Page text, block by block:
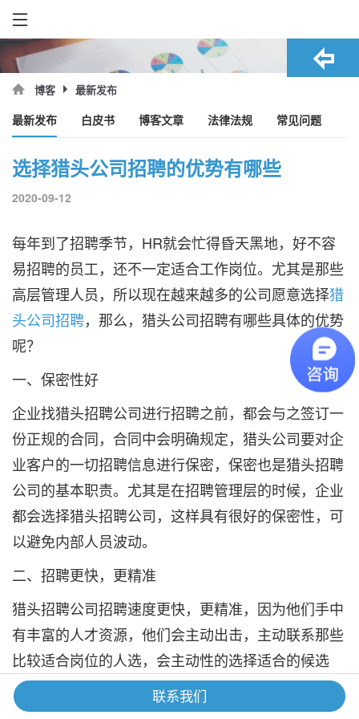
博客 最新发布
最新发布 白皮书 博客文章 法律法规 常见问题
选择猎头公司招聘的优势有哪些
2020-09-12
每年到了招聘季节，HR就会忙得昏天黑地，好不容
易招聘的员工，还不一定适合工作岗位。尤其是那些
高层管理人员，所以现在越来越多的公司愿意选择猎
头公司招聘，那么，猎头公司招聘有哪些具体的优势
呢？
一、保密性好
企业找猎头招聘公司进行招聘之前，都会与之签订一
份正规的合同，合同中会明确规定，猎头公司要对企
业客户的一切招聘信息进行保密，保密也是猎头招聘
公司的基本职责。尤其是在招聘管理层的时候，企业
都会选择猎头招聘公司，这样具有很好的保密性，可
以避免内部人员波动。
二、招聘更快，更精准
猎头招聘公司招聘速度更快，更精准，因为他们手中
有丰富的人才资源，他们会主动出击，主动联系那些
比较适合岗位的人选，会主动性的选择适合的候选
人，经过筛选，招聘成功的人才基本上都符合企业客
户的岗位要求。这是HR招聘所不能比拟的优势，HR
联系我们